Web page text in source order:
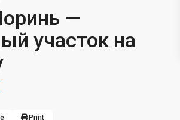
—
участок на
Print